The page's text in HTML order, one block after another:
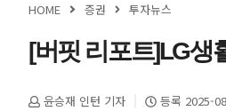
HOME 증권 투자뉴스
[버핏 리포트]LG생
윤승재 인턴 기자 등록 2025-